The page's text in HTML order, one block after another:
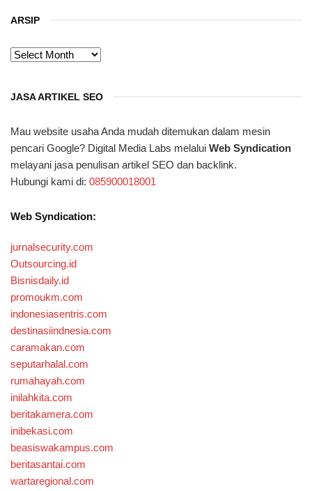
ARSIP
ARSIP
JASA ARTIKEL SEO
Mau website usaha Anda mudah ditemukan dalam mesin
pencari Google? Digital Media Labs melalui Web Syndication
melayani jasa penulisan artikel SEO dan backlink.
Hubungi kami di: 085900018001
Web Syndication:
jurnalsecurity.com
Outsourcing.id
Bisnisdaily.id
promoukm.com
indonesiasentris.com
destinasiindnesia.com
caramakan.com
seputarhalal.com
rumahayah.com
inilahkita.com
beritakamera.com
inibekasi.com
beasiswakampus.com
beritasantai.com
wartaregional.com